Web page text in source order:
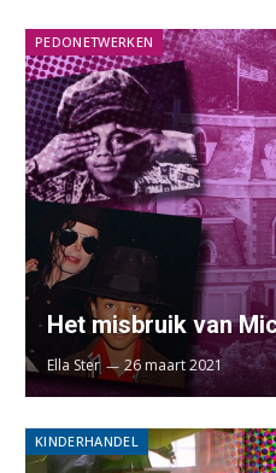
PEDONETWERKEN
Het misbruik van
Ella Ster 26 maart 2021
KINDERHANDEL